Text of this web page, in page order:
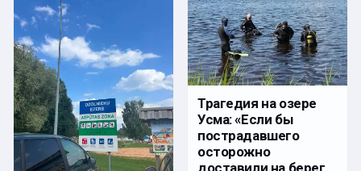
Трагедия на озере
Усма: «Если бы
пострадавшего
осторожно